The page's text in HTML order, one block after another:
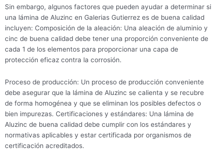
Sin embargo, algunos factores que pueden ayudar a determinar si
una lámina de Aluzinc en Galerias Gutierrez es de buena calidad
incluyen: Composición de la aleación: Una aleación de aluminio y
cinc de buena calidad debe tener una proporción conveniente de
cada 1 de los elementos para proporcionar una capa de
protección eficaz contra la corrosión.
Proceso de producción: Un proceso de producción conveniente
debe asegurar que la lámina de Aluzinc se calienta y se recubre
de forma homogénea y que se eliminan los posibles defectos o
bien impurezas. Certificaciones y estándares: Una lámina de
Aluzinc de buena calidad debe cumplir con los estándares y
normativas aplicables y estar certificada por organismos de
certificación acreditados.